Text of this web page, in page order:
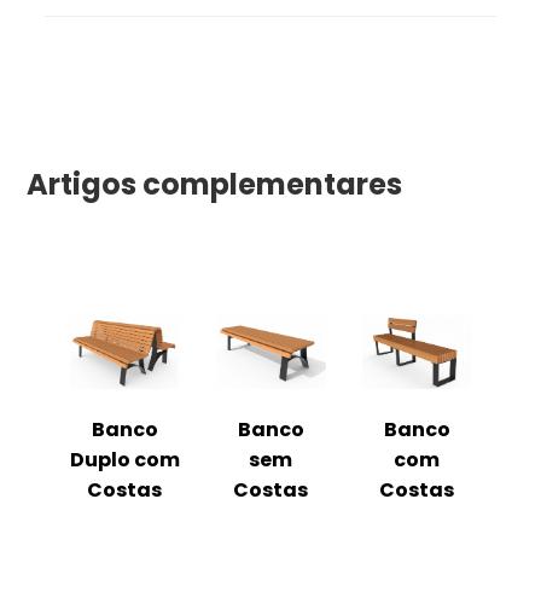
Artigos complementares
Banco
Duplo com
Costas
Banco
sem
Costas
Banco
com
Costas